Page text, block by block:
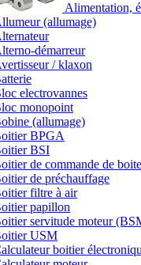
Alimentation,
(allumage)
démarreur
/ klaxon
electrovannes
monopoint
(allumage)
BPGA
BSI
de commande de
de préchauffage
filtre à air
papillon
servitude moteur
USM
boitier